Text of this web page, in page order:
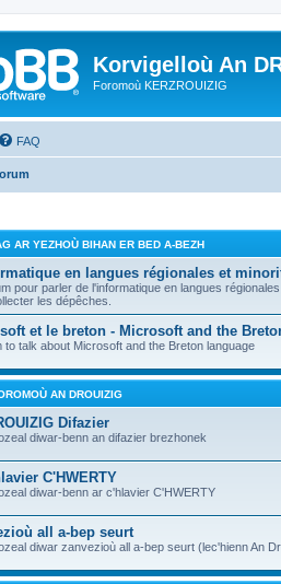
Korvigelloù An
Foromoù KERZROUIZIG
FAQ
AR YEZHOÙ BIHAN ER BED A-BEZH
en langues régionales et
pour parler de l'informatique en langues
les dépêches.
et le breton - Microsoft and the
to talk about Microsoft and the Breton language
AN DROUIZIG
Difazier
diwar-benn an difazier brezhonek
C'HWERTY
diwar-benn ar c'hlavier C'HWERTY
all a-bep seurt
diwar zanvezioù all a-bep seurt (lec'hienn An